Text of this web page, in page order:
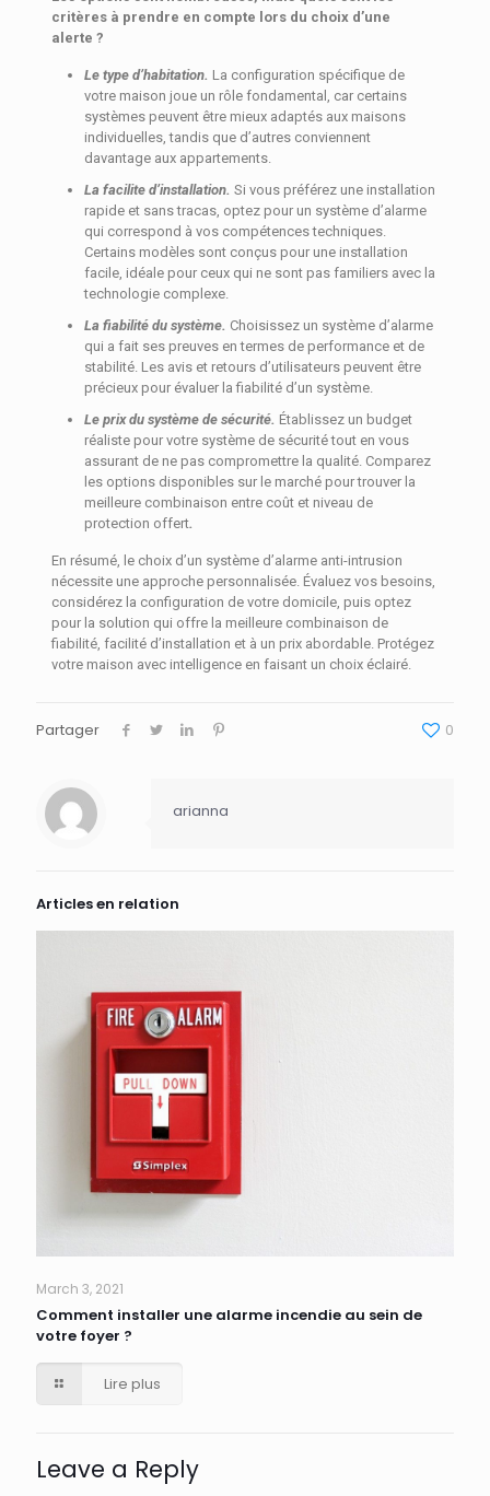
critères à prendre en compte lors du choix d’une
alerte ?
Le type d’habitation. La configuration spécifique de
votre maison joue un rôle fondamental, car certains
systèmes peuvent être mieux adaptés aux maisons
individuelles, tandis que d’autres conviennent
davantage aux appartements.
La facilite d’installation. Si vous préférez une installation
rapide et sans tracas, optez pour un système d’alarme
qui correspond à vos compétences techniques.
Certains modèles sont conçus pour une installation
facile, idéale pour ceux qui ne sont pas familiers avec la
technologie complexe.
La fiabilité du système. Choisissez un système d’alarme
qui a fait ses preuves en termes de performance et de
stabilité. Les avis et retours d’utilisateurs peuvent être
précieux pour évaluer la fiabilité d’un système.
Le prix du système de sécurité. Établissez un budget
réaliste pour votre système de sécurité tout en vous
assurant de ne pas compromettre la qualité. Comparez
les options disponibles sur le marché pour trouver la
meilleure combinaison entre coût et niveau de
protection offert.
En résumé, le choix d’un système d’alarme anti-intrusion
nécessite une approche personnalisée. Évaluez vos besoins,
considérez la configuration de votre domicile, puis optez
pour la solution qui offre la meilleure combinaison de
fiabilité, facilité d’installation et à un prix abordable. Protégez
votre maison avec intelligence en faisant un choix éclairé.
Partager 0
arianna
Articles en relation
March 3, 2021
Comment installer une alarme incendie au sein de
votre foyer ?
Lire plus
Leave a Reply